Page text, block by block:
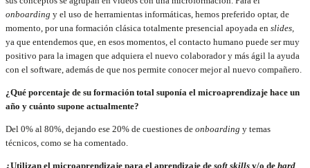
onboarding y el uso de herramientas informáticas, hemos preferido optar, de
momento, por una formación clásica totalmente presencial apoyada en slides,
ya que entendemos que, en esos momentos, el contacto humano puede ser muy
positivo para la imagen que adquiera el nuevo colaborador y más ágil la ayuda
con el software, además de que nos permite conocer mejor al nuevo compañero.
¿Qué porcentaje de su formación total suponía el microaprendizaje hace un
año y cuánto supone actualmente?
Del 0% al 80%, dejando ese 20% de cuestiones de onboarding y temas
técnicos, como se ha comentado.
¿Utilizan el microaprendizaje para el aprendizaje de soft skills y/o de hard